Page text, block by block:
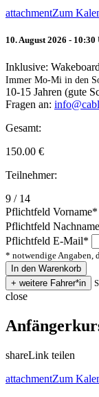
attachmentZum
10. August 2026 -
Inklusive:
Immer Mo-Mi in den
10-15 Jahren (gute
Fragen an:
Gesamt:
150.00 €
Teilnehmer:
9 / 14
Pflichtfeld Vorname*
Pflichtfeld Nachname
Pflichtfeld E-Mail*
* notwendige Angaben,
close
shareLink teilen
attachmentZum